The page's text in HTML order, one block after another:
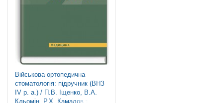
Військова ортопедична
стоматологія: підручник (ВНЗ
IV р. а.) / П.В. Іщенко, В.А.
Кльомін, Р.Х. Камалов та ін.